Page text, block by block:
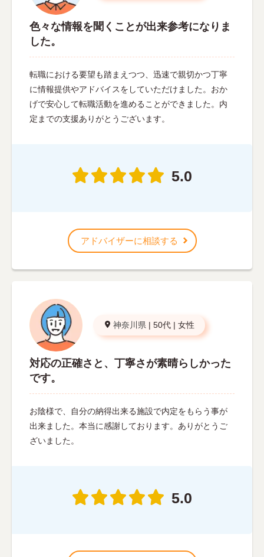
色々な情報を聞くことが出来参考になりま
した。
転職における要望も踏まえつつ、迅速で親切かつ丁寧
に情報提供やアドバイスをしていただけました。おか
げで安心して転職活動を進めることができました。内
定までの支援ありがとうございます。
5.0
アドバイザーに相談する
神奈川県 | 50代 | 女性
対応の正確さと、丁寧さが素晴らしかった
です。
お陰様で、自分の納得出来る施設で内定をもらう事が
出来ました。本当に感謝しております。ありがとうご
ざいました。
5.0